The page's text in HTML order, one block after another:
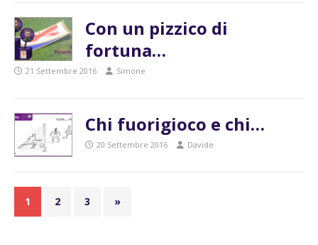
Con un pizzico di
fortuna…
21 Settembre 2016 Simone
Chi fuorigioco e chi…
20 Settembre 2016 Davide
1 2 3 »